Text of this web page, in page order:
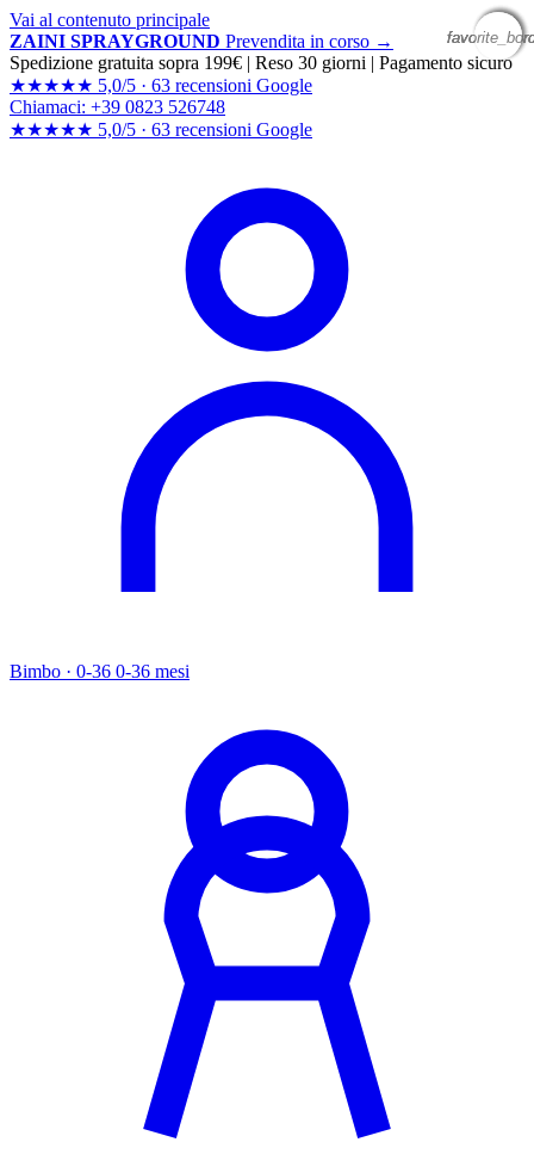
Vai al contenuto principale
ZAINI SPRAYGROUND Prevendita in corso →
Spedizione gratuita sopra 199€ | Reso 30 giorni | Pagamento sicuro
★★★★★ 5,0/5 · 63 recensioni Google
Chiamaci: +39 0823 526748
★★★★★ 5,0/5 · 63 recensioni Google
Bimbo · 0-36 0-36 mesi